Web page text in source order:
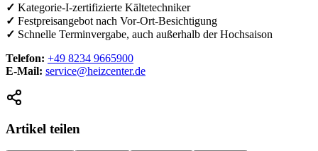
✓ Kategorie-I-zertifizierte Kältetechniker
✓ Festpreisangebot nach Vor-Ort-Besichtigung
✓ Schnelle Terminvergabe, auch außerhalb der Hochsaison
Telefon: +49 8234 9665900
E-Mail: service@heizcenter.de
Artikel teilen